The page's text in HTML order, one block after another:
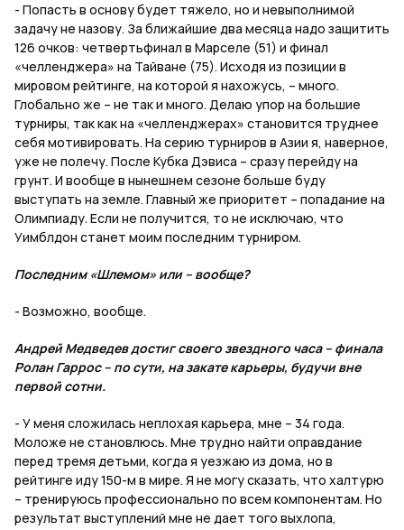
- Попасть в основу будет тяжело, но и невыполнимой
задачу не назову. За ближайшие два месяца надо защитить
126 очков: четвертьфинал в Марселе (51) и финал
«челленджера» на Тайване (75). Исходя из позиции в
мировом рейтинге, на которой я нахожусь, – много.
Глобально же – не так и много. Делаю упор на большие
турниры, так как на «челленджерах» становится труднее
себя мотивировать. На серию турниров в Азии я, наверное,
уже не полечу. После Кубка Дэвиса – сразу перейду на
грунт. И вообще в нынешнем сезоне больше буду
выступать на земле. Главный же приоритет – попадание на
Олимпиаду. Если не получится, то не исключаю, что
Уимблдон станет моим последним турниром.
Последним «Шлемом» или – вообще?
- Возможно, вообще.
Андрей Медведев достиг своего звездного часа – финала
Ролан Гаррос – по сути, на закате карьеры, будучи вне
первой сотни.
- У меня сложилась неплохая карьера, мне – 34 года.
Моложе не становлюсь. Мне трудно найти оправдание
перед тремя детьми, когда я уезжаю из дома, но в
рейтинге иду 150-м в мире. Я не могу сказать, что халтурю
– тренируюсь профессионально по всем компонентам. Но
результат выступлений мне не дает того выхлопа,